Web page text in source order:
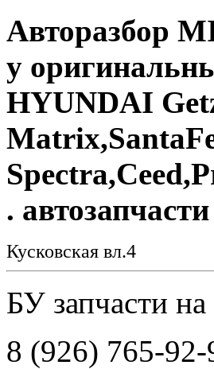
Авторазбор
у
HYUNDAI
.
Кусковская вл.4
БУ запчасти
8 (926) 765-